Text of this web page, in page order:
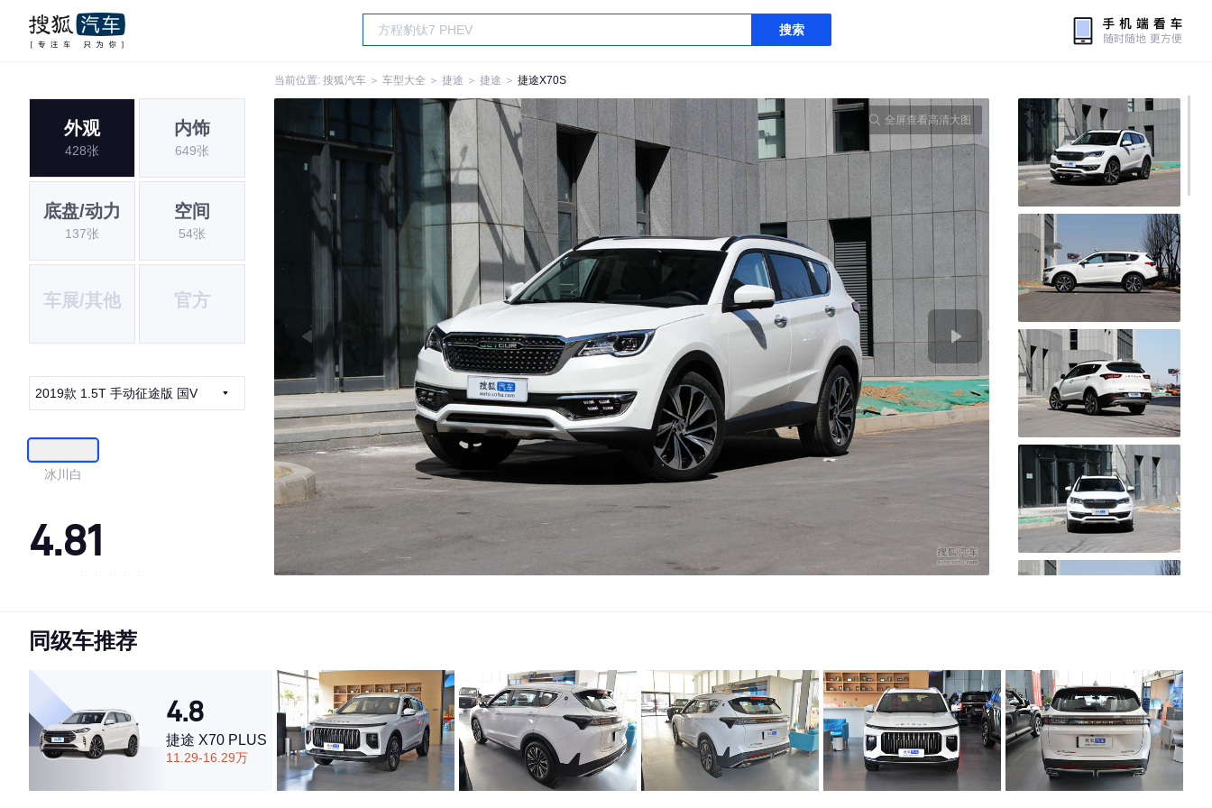
搜索
当前位置: 搜狐汽车 ＞ 车型大全 ＞ 捷途 ＞ 捷途 ＞ 捷途X70S
外观
428张
内饰
649张
底盘/动力
137张
空间
54张
车展/其他 官方
2019款 1.5T 手动征途版 国V
冰川白
4.81
·内饰表现较为优秀，优于95%同级车
·空间表现较为优秀，优于82%同级车
全屏查看高清大图
同级车推荐
4.8
捷途 X70 PLUS
11.29-16.29万